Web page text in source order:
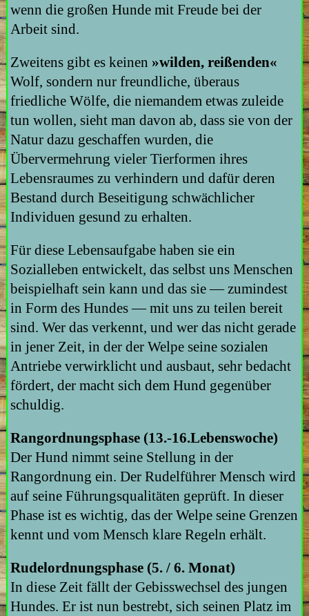
wenn die großen Hunde mit Freude bei der
Arbeit sind.
Zweitens gibt es keinen »wilden, reißenden«
Wolf, sondern nur freundliche, überaus
friedliche Wölfe, die niemandem etwas zuleide
tun wollen, sieht man davon ab, dass sie von der
Natur dazu geschaffen wurden, die
Übervermehrung vieler Tierformen ihres
Lebensraumes zu verhindern und dafür deren
Bestand durch Beseitigung schwächlicher
Individuen gesund zu erhalten.
Für diese Lebensaufgabe haben sie ein
Sozialleben entwickelt, das selbst uns Menschen
beispielhaft sein kann und das sie — zumindest
in Form des Hundes — mit uns zu teilen bereit
sind. Wer das verkennt, und wer das nicht gerade
in jener Zeit, in der der Welpe seine sozialen
Antriebe verwirklicht und ausbaut, sehr bedacht
fördert, der macht sich dem Hund gegenüber
schuldig.
Rangordnungsphase (13.-16.Lebenswoche)
Der Hund nimmt seine Stellung in der
Rangordnung ein. Der Rudelführer Mensch wird
auf seine Führungsqualitäten geprüft. In dieser
Phase ist es wichtig, das der Welpe seine Grenzen
kennt und vom Mensch klare Regeln erhält.
Rudelordnungsphase (5. / 6. Monat)
In diese Zeit fällt der Gebisswechsel des jungen
Hundes. Er ist nun bestrebt, sich seinen Platz im